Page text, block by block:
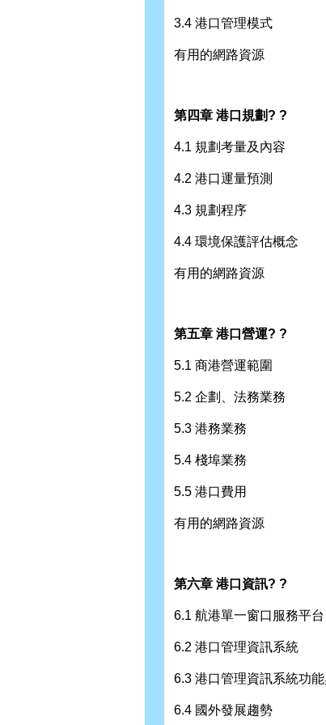
3.4 港口管理模式
有用的網路資源
第四章 港口規劃? ?
4.1 規劃考量及內容
4.2 港口運量預測
4.3 規劃程序
4.4 環境保護評估概念
有用的網路資源
第五章 港口營運? ?
5.1 商港營運範圍
5.2 企劃、法務業務
5.3 港務業務
5.4 棧埠業務
5.5 港口費用
有用的網路資源
第六章 港口資訊? ?
6.1 航港單一窗口服務平台
6.2 港口管理資訊系統
6.3 港口管理資訊系統功
6.4 國外發展趨勢